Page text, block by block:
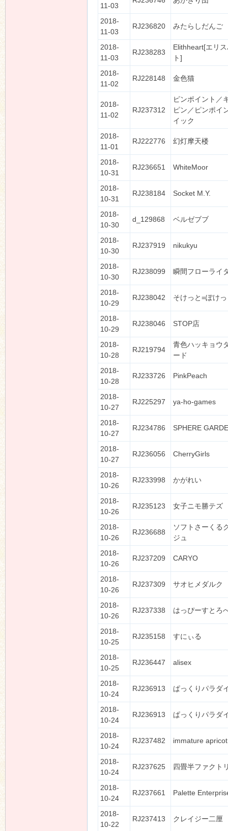
11-03
2018-
11-03
RJ236820 みたらしだんご
2018-
11-03
RJ238283
Elithheart[エリ
ト]
2018-
11-02
RJ228148 金色猫
2018-
11-02
RJ237312
ピンポイント／
ピン／ピンポイ
イック
2018-
11-01
RJ222776 幻灯摩天楼
2018-
10-31
RJ236651 WhiteMoor
2018-
10-31
RJ238184 Socket M.Y.
2018-
10-30
d_129868 ベルゼブブ
2018-
10-30
RJ237919 nikukyu
2018-
10-30
RJ238099 瞬間フローライ
2018-
10-29
RJ238042 そけっと=ぽけ
2018-
10-29
RJ238046 STOP店
2018-
10-28
RJ219794
青色ハッキョウ
ード
2018-
10-28
RJ233726 PinkPeach
2018-
10-27
RJ225297 ya-ho-games
2018-
10-27
RJ234786 SPHERE
2018-
10-27
RJ236056 CherryGirls
2018-
10-26
RJ233998 かがれい
2018-
10-26
RJ235123 女子ニモ勝テズ
2018-
10-26
RJ236688
ソフトさーくる
ジュ
2018-
10-26
RJ237209 CARYO
2018-
10-26
RJ237309 サオヒメダルク
2018-
10-26
RJ237338 はっぴーすとろ
2018-
10-25
RJ235158 すにぃる
2018-
10-25
RJ236447 alisex
2018-
10-24
RJ236913 ぱっくりパラダ
2018-
10-24
RJ236913 ぱっくりパラダ
2018-
10-24
RJ237482 immature apricot
2018-
10-24
RJ237625 四畳半ファクト
2018-
10-24
RJ237661 Palette
2018-
10-22
RJ237413 クレイジー二厘